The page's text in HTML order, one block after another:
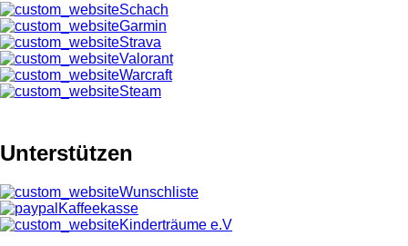
Schach
Garmin
Strava
Valorant
Warcraft
Steam
Unterstützen
Wunschliste
Kaffeekasse
Kinderträume e.V